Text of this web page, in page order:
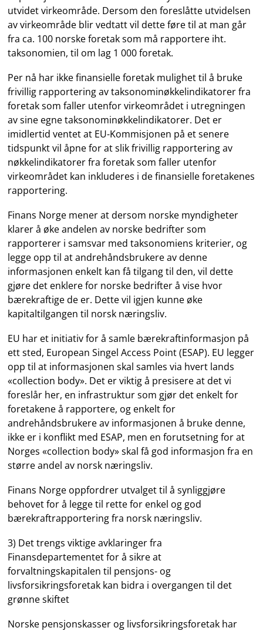
utvidet virkeområde. Dersom den foreslåtte utvidelsen
av virkeområde blir vedtatt vil dette føre til at man går
fra ca. 100 norske foretak som må rapportere iht.
taksonomien, til om lag 1 000 foretak.
Per nå har ikke finansielle foretak mulighet til å bruke
frivillig rapportering av taksonominøkkelindikatorer fra
foretak som faller utenfor virkeområdet i utregningen
av sine egne taksonominøkkelindikatorer. Det er
imidlertid ventet at EU-Kommisjonen på et senere
tidspunkt vil åpne for at slik frivillig rapportering av
nøkkelindikatorer fra foretak som faller utenfor
virkeområdet kan inkluderes i de finansielle foretakenes
rapportering.
Finans Norge mener at dersom norske myndigheter
klarer å øke andelen av norske bedrifter som
rapporterer i samsvar med taksonomiens kriterier, og
legge opp til at andrehåndsbrukere av denne
informasjonen enkelt kan få tilgang til den, vil dette
gjøre det enklere for norske bedrifter å vise hvor
bærekraftige de er. Dette vil igjen kunne øke
kapitaltilgangen til norsk næringsliv.
EU har et initiativ for å samle bærekraftinformasjon på
ett sted, European Singel Access Point (ESAP). EU legger
opp til at informasjonen skal samles via hvert lands
«collection body». Det er viktig å presisere at det vi
foreslår her, en infrastruktur som gjør det enkelt for
foretakene å rapportere, og enkelt for
andrehåndsbrukere av informasjonen å bruke denne,
ikke er i konflikt med ESAP, men en forutsetning for at
Norges «collection body» skal få god informasjon fra en
større andel av norsk næringsliv.
Finans Norge oppfordrer utvalget til å synliggjøre
behovet for å legge til rette for enkel og god
bærekraftrapportering fra norsk næringsliv.
3) Det trengs viktige avklaringer fra
Finansdepartementet for å sikre at
forvaltningskapitalen til pensjons- og
livsforsikringsforetak kan bidra i overgangen til det
grønne skiftet
Norske pensjonskasser og livsforsikringsforetak har